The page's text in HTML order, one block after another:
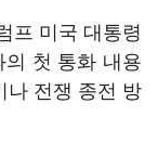
프 미국 대통령
의 첫 통화 내용
나 전쟁 종전 방